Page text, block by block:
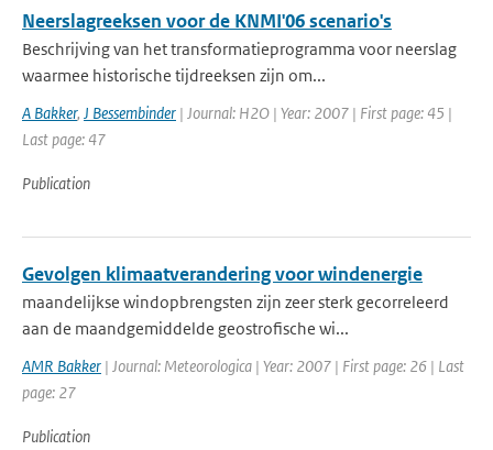
Neerslagreeksen voor de KNMI'06 scenario's
Beschrijving van het transformatieprogramma voor neerslag
waarmee historische tijdreeksen zijn om...
A Bakker, J Bessembinder | Journal: H2O | Year: 2007 | First page: 45 |
Last page: 47
Publication
Gevolgen klimaatverandering voor windenergie
maandelijkse windopbrengsten zijn zeer sterk gecorreleerd
aan de maandgemiddelde geostrofische wi...
AMR Bakker | Journal: Meteorologica | Year: 2007 | First page: 26 | Last
page: 27
Publication